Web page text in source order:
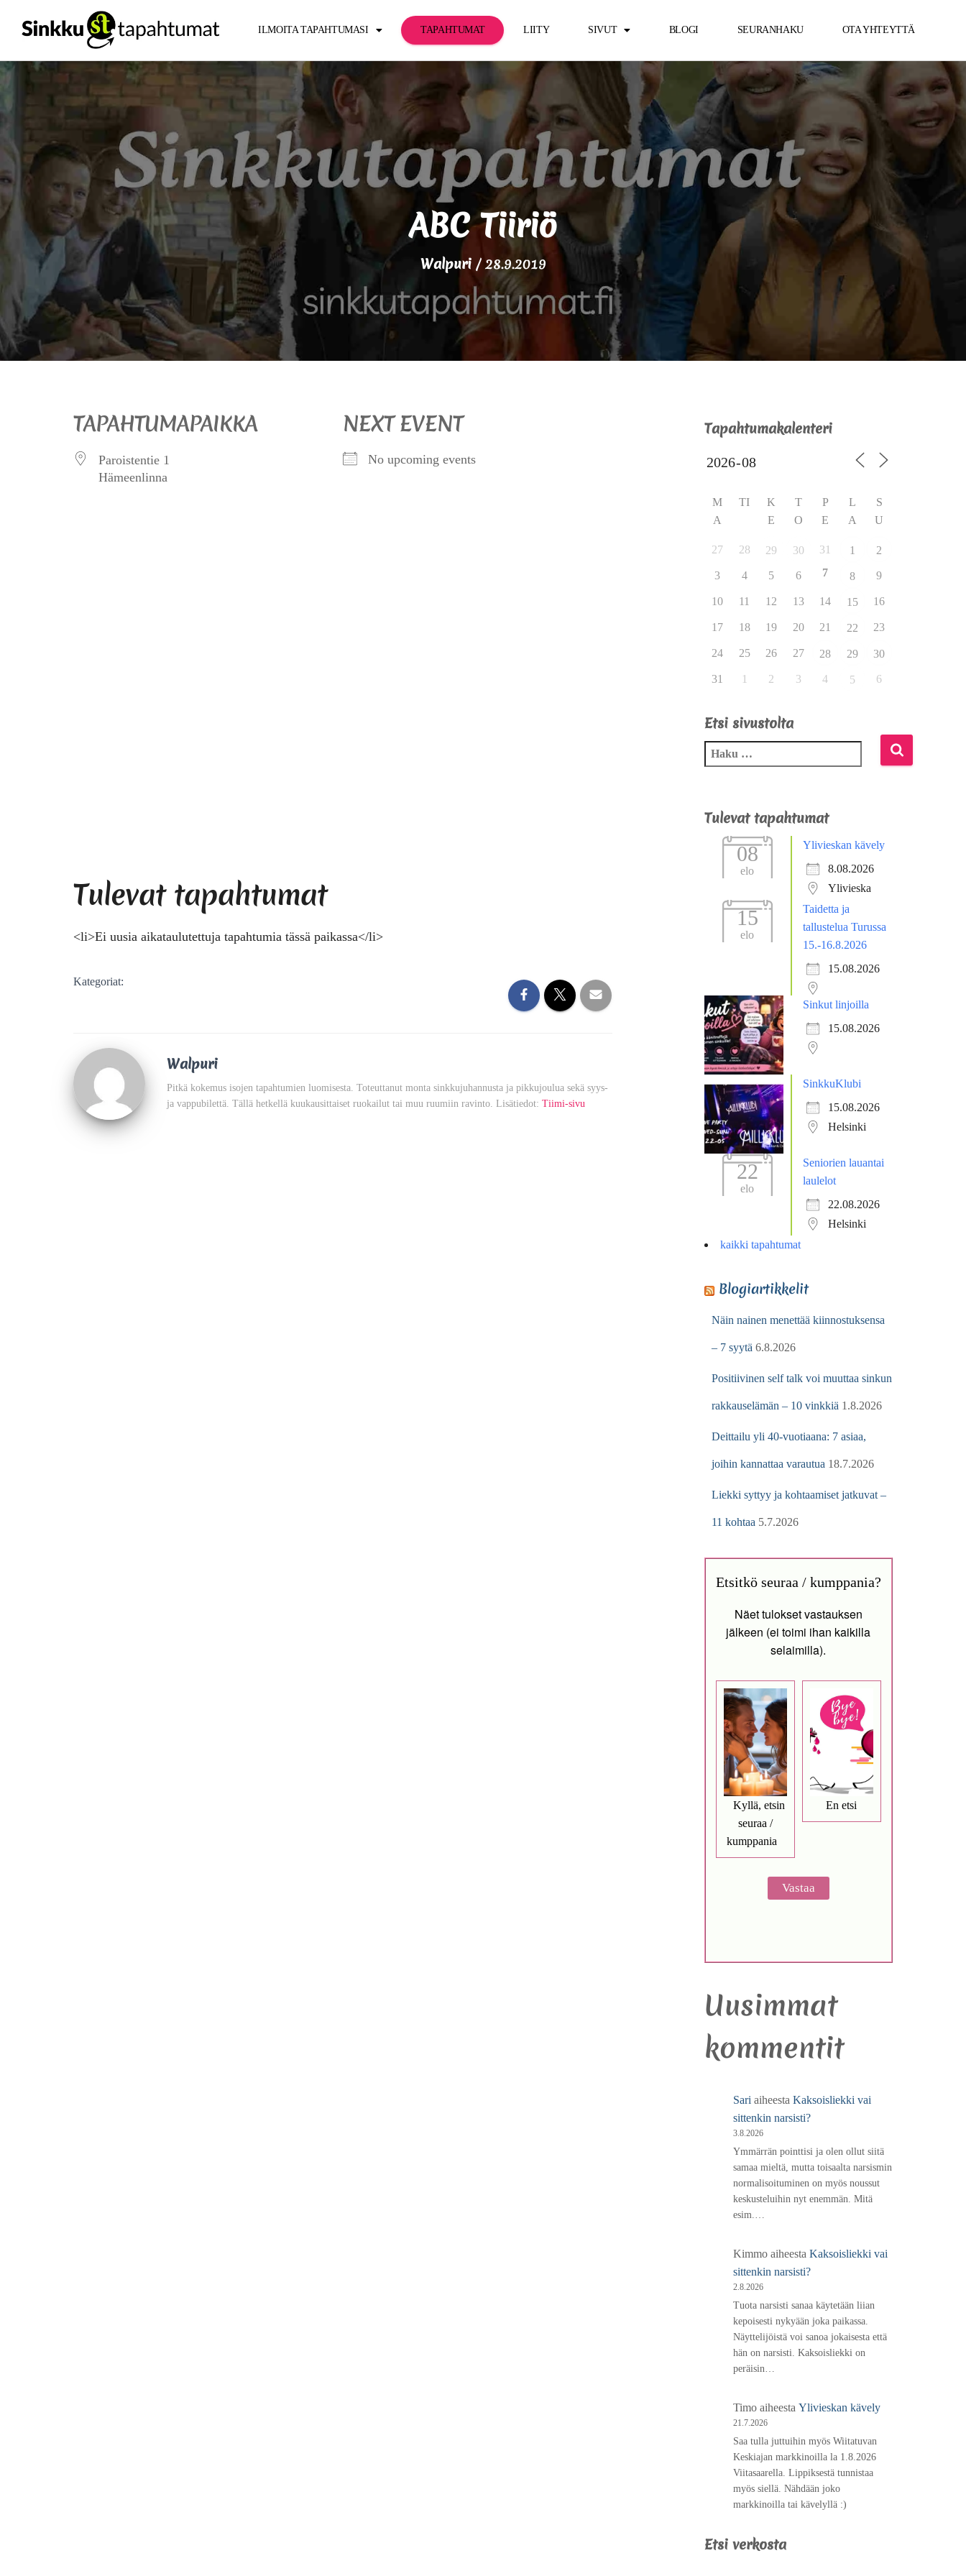
ILMOITA TAPAHTUMASI TAPAHTUMAT LIITY SIVUT BLOGI SEURANHAKU OTA YHTEYTTÄ
ABC Tiiriö
Walpuri/28.9.2019
TAPAHTUMAPAIKKA
Paroistentie 1
Hämeenlinna
NEXT EVENT
No upcoming events
Tulevat tapahtumat
<li>Ei uusia aikataulutettuja tapahtumia tässä paikassa</li>
Kategoriat:
Walpuri
Pitkä kokemus isojen tapahtumien luomisesta. Toteuttanut monta sinkkujuhannusta ja pikkujoulua sekä syys-
ja vappubilettä. Tällä hetkellä kuukausittaiset ruokailut tai muu ruumiin ravinto. Lisätiedot: Tiimi-sivu
Tapahtumakalenteri
M
A
TI
K
E
T
O
P
E
L
A
S
U
27 28 29 30 31 1 2
3 4 5 6 7 8 9
10 11 12 13 14 15 16
17 18 19 20 21 22 23
24 25 26 27 28 29 30
31 1 2 3 4 5 6
Etsi sivustolta
Tulevat tapahtumat
08
elo
Ylivieskan kävely
8.08.2026
Ylivieska
15
elo
Taidetta ja
tallustelua Turussa
15.-16.8.2026
15.08.2026
Sinkut linjoilla
15.08.2026
SinkkuKlubi
15.08.2026
Helsinki
22
elo
Seniorien lauantai
laulelot
22.08.2026
Helsinki
kaikki tapahtumat
Blogiartikkelit
Näin nainen menettää kiinnostuksensa
– 7 syytä 6.8.2026
Positiivinen self talk voi muuttaa sinkun
rakkauselämän – 10 vinkkiä 1.8.2026
Deittailu yli 40-vuotiaana: 7 asiaa,
joihin kannattaa varautua 18.7.2026
Liekki syttyy ja kohtaamiset jatkuvat –
11 kohtaa 5.7.2026
Etsitkö seuraa / kumppania?
Näet tulokset vastauksen
jälkeen (ei toimi ihan kaikilla
selaimilla).
Kyllä, etsin
seuraa /
kumppania
En etsi
Uusimmat
kommentit
Sari aiheesta Kaksoisliekki vai
sittenkin narsisti?
3.8.2026
Ymmärrän pointtisi ja olen ollut siitä
samaa mieltä, mutta toisaalta narsismin
normalisoituminen on myös noussut
keskusteluihin nyt enemmän. Mitä
esim.…
Kimmoaiheesta Kaksoisliekki vai
sittenkin narsisti?
2.8.2026
Tuota narsisti sanaa käytetään liian
kepoisesti nykyään joka paikassa.
Näyttelijöistä voi sanoa jokaisesta että
hän on narsisti. Kaksoisliekki on
peräisin…
Timoaiheesta Ylivieskan kävely
21.7.2026
Saa tulla juttuihin myös Wiitatuvan
Keskiajan markkinoilla la 1.8.2026
Viitasaarella. Lippiksestä tunnistaa
myös siellä. Nähdään joko
markkinoilla tai kävelyllä :)
Etsi verkosta